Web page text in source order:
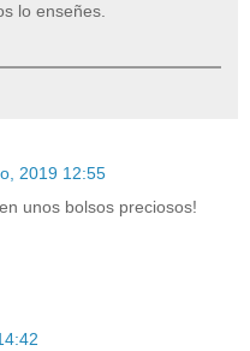
lo enseñes.
2019 12:55
unos bolsos preciosos!